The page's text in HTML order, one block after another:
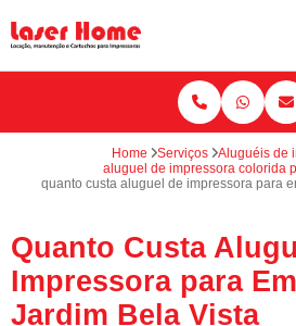
Home Serviços
Aluguéis de
aluguel de impressora colorida
quanto custa aluguel de impressora para
Quanto Custa
Impressora para
Jardim Bela Vista